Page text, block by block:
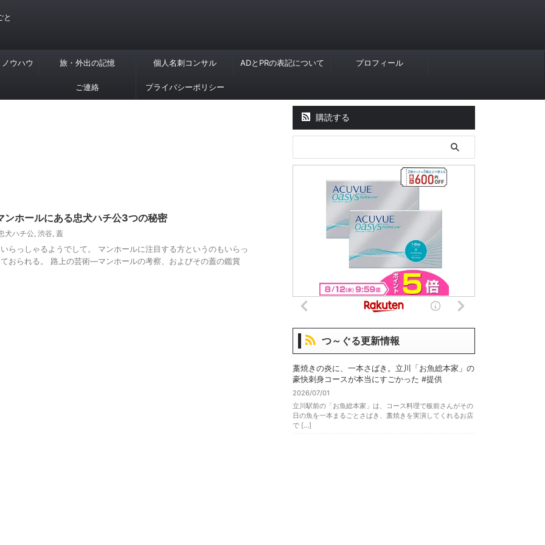
と
ウハウ 旅・外出の記憶 個人名刺コンサル ADとPRの表記について プロフィール
ご連絡 プライバシーポリシー
ンホールにある忠犬ハチ公3つの秘密
犬ハチ公, 渋谷, 蓋
らっしゃるようでして。 マンホールに注目する方というのもいらっ
おられる。 路上の芸術―マンホールの考察、およびその蓋の鑑賞
購読する
つ～ぐる更新情報
藁焼きの炎に、一本さばき。立川「お魚総本家」の
豪快刺身コースが本当にすごかった #提供
2026/07/01
立川駅前の「お魚総本家」は、コース料理で板前さんがその
日の魚を一本まるごとさばき、藁焼きを実演してくれるお店
で […]